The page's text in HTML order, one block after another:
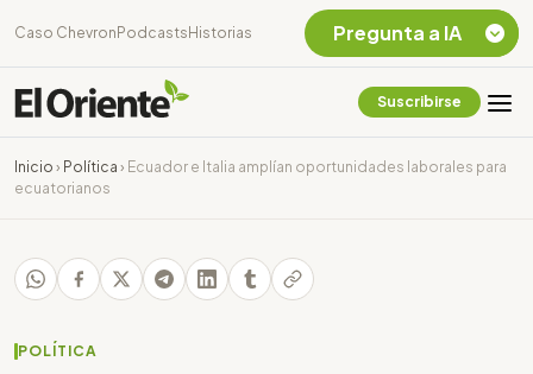
Caso Chevron Podcasts Historias
Suscribirse
Inicio › Política › Ecuador e Italia amplían oportunidades laborales para
ecuatorianos
POLÍTICA
Pregunta a IA
Chevron Ecuador